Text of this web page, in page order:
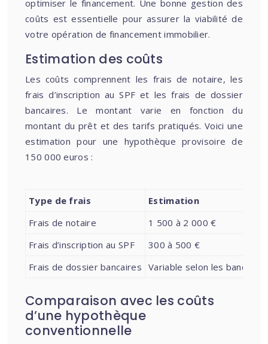
optimiser le financement. Une bonne gestion des
coûts est essentielle pour assurer la viabilité de
votre opération de financement immobilier.
Estimation des coûts
Les coûts comprennent les frais de notaire, les
frais d’inscription au SPF et les frais de dossier
bancaires. Le montant varie en fonction du
montant du prêt et des tarifs pratiqués. Voici une
estimation pour une hypothèque provisoire de
150 000 euros :
Type de frais
Estimation
Frais de notaire
1 500 à 2 000 €
Frais d’inscription au SPF
300 à 500 €
Frais de dossier bancaires Variable selon les banques
Comparaison avec les coûts
d’une hypothèque
conventionnelle